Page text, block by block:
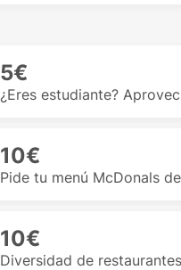
5€
¿Eres estudiante?
10€
Pide tu menú McDonals
10€
Diversidad de